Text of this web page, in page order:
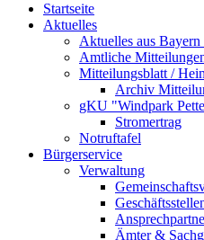
Startseite
Aktuelles
Aktuelles aus
Amtliche
Mitteilungsblatt /
Archiv
gKU "Windpark
Stromertrag
Notruftafel
Bürgerservice
Verwaltung
Ämter &